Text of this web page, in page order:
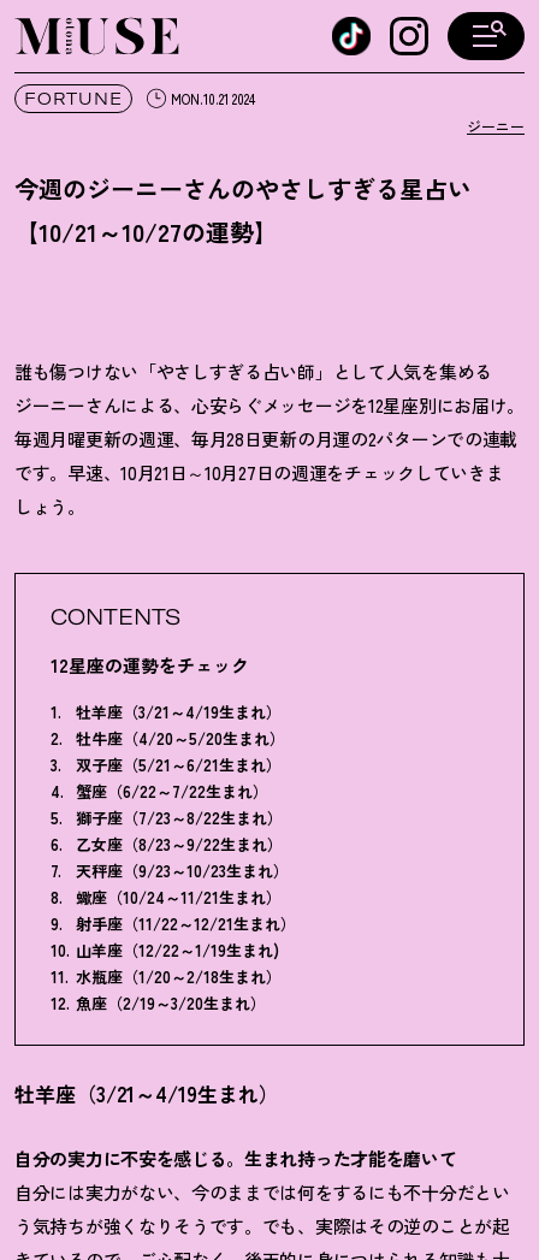
オトナミューズ ウェブ
FORTUNE MON.10.21 2024
ジーニー
今週のジーニーさんのやさしすぎる星占い
【10/21～10/27の運勢】
誰も傷つけない「やさしすぎる占い師」として人気を集める
ジーニーさんによる、心安らぐメッセージを12星座別にお届け。
毎週月曜更新の週運、毎月28日更新の月運の2パターンでの連載
です。早速、10月21日～10月27日の週運をチェックしていきま
しょう。
CONTENTS
12星座の運勢をチェック
牡羊座（3/21～4/19生まれ）
牡牛座（4/20～5/20生まれ）
双子座（5/21～6/21生まれ）
蟹座（6/22～7/22生まれ）
獅子座（7/23～8/22生まれ）
乙女座（8/23～9/22生まれ）
天秤座（9/23～10/23生まれ）
蠍座（10/24～11/21生まれ）
射手座（11/22～12/21生まれ）
山羊座（12/22～1/19生まれ)
水瓶座（1/20～2/18生まれ）
魚座（2/19～3/20生まれ）
牡羊座（3/21～4/19生まれ）
自分の実力に不安を感じる。生まれ持った才能を磨いて
自分には実力がない、今のままでは何をするにも不十分だとい
う気持ちが強くなりそうです。でも、実際はその逆のことが起